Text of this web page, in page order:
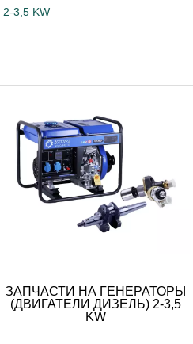
2-3,5 KW
ЗАПЧАСТИ НА ГЕНЕРАТОРЫ
(ДВИГАТЕЛИ ДИЗЕЛЬ) 2-3,5
KW